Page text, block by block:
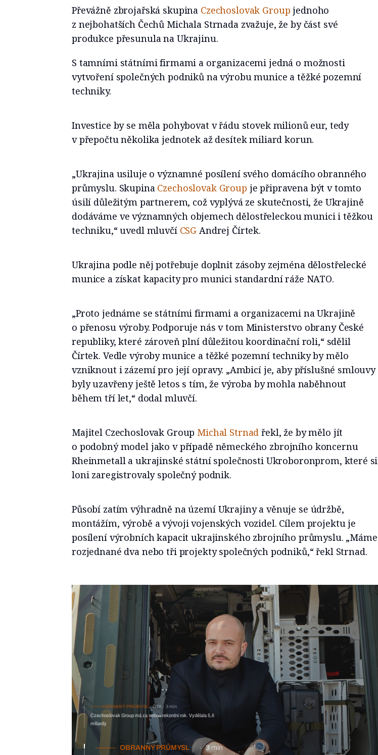
Převážně zbrojařská skupina Czechoslovak Group jednoho
z nejbohatších Čechů Michala Strnada zvažuje, že by část své
produkce přesunula na Ukrajinu.
S tamními státními firmami a organizacemi jedná o možnosti
vytvoření společných podniků na výrobu munice a těžké pozemní
techniky.
Investice by se měla pohybovat v řádu stovek milionů eur, tedy
v přepočtu několika jednotek až desítek miliard korun.
„Ukrajina usiluje o významné posílení svého domácího obranného
průmyslu. Skupina Czechoslovak Group je připravena být v tomto
úsilí důležitým partnerem, což vyplývá ze skutečnosti, že Ukrajině
dodáváme ve významných objemech dělostřeleckou munici i těžkou
techniku,“ uvedl mluvčí CSG Andrej Čírtek.
Ukrajina podle něj potřebuje doplnit zásoby zejména dělostřelecké
munice a získat kapacity pro munici standardní ráže NATO.
„Proto jednáme se státními firmami a organizacemi na Ukrajině
o přenosu výroby. Podporuje nás v tom Ministerstvo obrany České
republiky, které zároveň plní důležitou koordinační roli,“ sdělil
Čírtek. Vedle výroby munice a těžké pozemní techniky by mělo
vzniknout i zázemí pro její opravy. „Ambicí je, aby příslušné smlouvy
byly uzavřeny ještě letos s tím, že výroba by mohla naběhnout
během tří let,“ dodal mluvčí.
Majitel Czechoslovak Group Michal Strnad řekl, že by mělo jít
o podobný model jako v případě německého zbrojního koncernu
Rheinmetall a ukrajinské státní společnosti Ukroboronprom, které si
loni zaregistrovaly společný podnik.
Působí zatím výhradně na území Ukrajiny a věnuje se údržbě,
montážím, výrobě a vývoji vojenských vozidel. Cílem projektu je
posílení výrobních kapacit ukrajinského zbrojního průmyslu. „Máme
rozjednané dva nebo tři projekty společných podniků,“ řekl Strnad.
OBRANNÝ PRŮMYSL ČTK 3 min
Czechoslovak Group má za sebou rekordní rok. Vydělala 5,6
miliardy
OBRANNÝ PRŮMYSL 3 min